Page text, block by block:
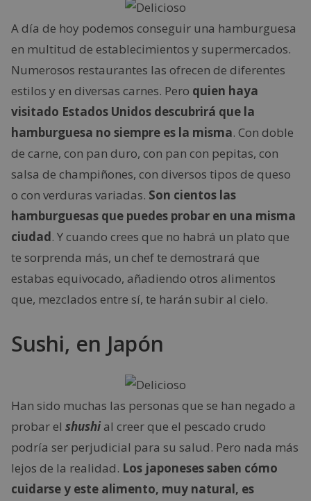
A día de hoy podemos conseguir una hamburguesa
en multitud de establecimientos y supermercados.
Numerosos restaurantes las ofrecen de diferentes
estilos y en diversas carnes. Pero quien haya
visitado Estados Unidos descubrirá que la
hamburguesa no siempre es la misma. Con doble
de carne, con pan duro, con pan con pepitas, con
salsa de champiñones, con diversos tipos de queso
o con verduras variadas. Son cientos las
hamburguesas que puedes probar en una misma
ciudad. Y cuando crees que no habrá un plato que
te sorprenda más, un chef te demostrará que
estabas equivocado, añadiendo otros alimentos
que, mezclados entre sí, te harán subir al cielo.
Sushi, en Japón
Han sido muchas las personas que se han negado a
probar el shushial creer que el pescado crudo
podría ser perjudicial para su salud. Pero nada más
lejos de la realidad. Los japoneses saben cómo
cuidarse y este alimento, muy natural, es